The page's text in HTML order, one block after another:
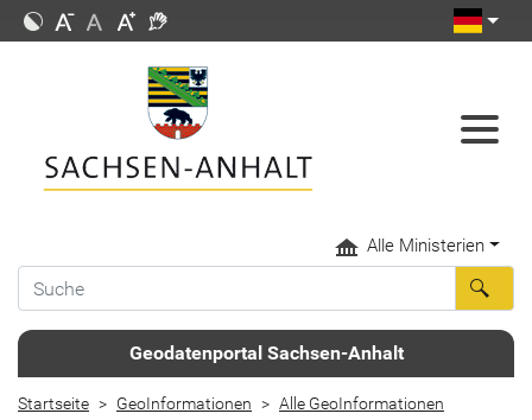
Alle Ministerien
Geodatenportal Sachsen-Anhalt
Startseite GeoInformationen
Alle GeoInformationen